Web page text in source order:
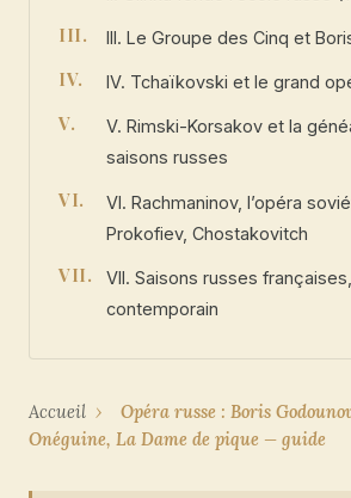
III. Le Groupe des Cinq et
IV. Tchaïkovski et le grand
V. Rimski-Korsakov et la
saisons russes
VI. Rachmaninov, l’opéra
Prokofiev, Chostakovitch
VII. Saisons russes
contemporain
Accueil ›
Opéra russe : Boris
Onéguine, La Dame de pique — guide